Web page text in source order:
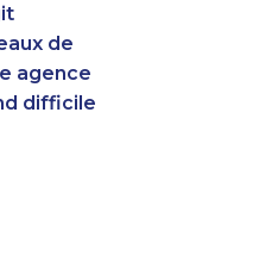
de
agence
difficile